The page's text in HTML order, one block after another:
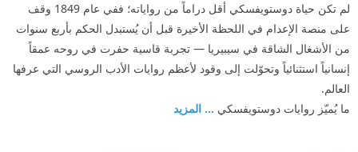
لم تكن حياة دوستويفسكي أقل دراماً من رواياته؛ ففي عام 1849 وقف
على منصة الإعدام في اللحظة الأخيرة قبل أن يُستبدل الحكم بأربع سنوات
من الأشغال الشاقة في سيبيريا — تجربة قاسية حفرت في روحه عمقاً
إنسانياً استثنائياً وتحوّلت إلى وقود لأعظم روايات الأدب الروسي التي عرفها
العالم.
ما يُميّز روايات دوستويفسكي ... المزيد